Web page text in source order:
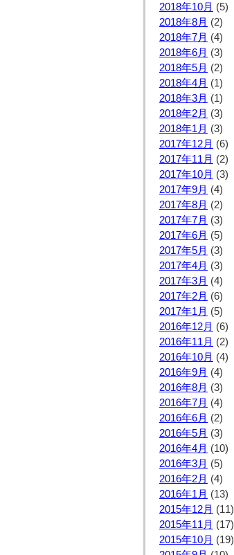
2018年10月 (5)
2018年8月 (2)
2018年7月 (4)
2018年6月 (3)
2018年5月 (2)
2018年4月 (1)
2018年3月 (1)
2018年2月 (3)
2018年1月 (3)
2017年12月 (6)
2017年11月 (2)
2017年10月 (3)
2017年9月 (4)
2017年8月 (2)
2017年7月 (3)
2017年6月 (5)
2017年5月 (3)
2017年4月 (3)
2017年3月 (4)
2017年2月 (6)
2017年1月 (5)
2016年12月 (6)
2016年11月 (2)
2016年10月 (4)
2016年9月 (4)
2016年8月 (3)
2016年7月 (4)
2016年6月 (2)
2016年5月 (3)
2016年4月 (10)
2016年3月 (5)
2016年2月 (4)
2016年1月 (13)
2015年12月 (11)
2015年11月 (17)
2015年10月 (19)